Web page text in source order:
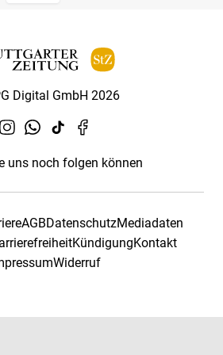
Digital GmbH 2026
uns noch folgen können
AGBDatenschutzMediadaten
KündigungKontakt
Widerruf